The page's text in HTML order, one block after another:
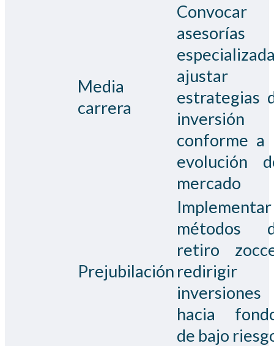
Media
carrera
Convocar
asesorías
ajustar
estrategias
inversión
conforme a
evolución
mercado
Prejubilación
Implementar
métodos
retiro
redirigir
inversiones
hacia
de bajo